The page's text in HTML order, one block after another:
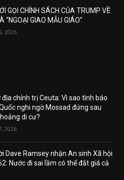
GỌI CHÍNH SÁCH CỦA TRUMP VỀ
“NGOẠI GIAO MẪU GIÁO”
2026
địa chính trị Ceuta: Vì sao tình báo
nghi ngờ Mossad đứng sau
di cư?
2026
Dave Ramsey nhận An sinh Xã hội
Nước đi sai lầm có thể đắt giá cả